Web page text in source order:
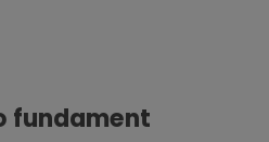
fundament